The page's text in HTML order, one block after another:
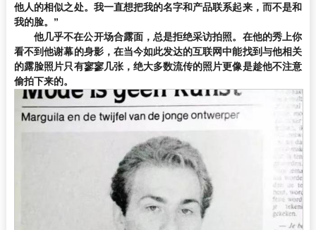
他人的相似之处。我一直想把我的名字和产品联系起来，而不是和
我的脸。 ”
他几乎不在公开场合露面，总是拒绝采访拍照。在他的秀上你
看不到他谢幕的身影，在当今如此发达的互联网中能找到与他相关
的露脸照片只有寥寥几张，绝大多数流传的照片更像是趁他不注意
偷拍下来的。